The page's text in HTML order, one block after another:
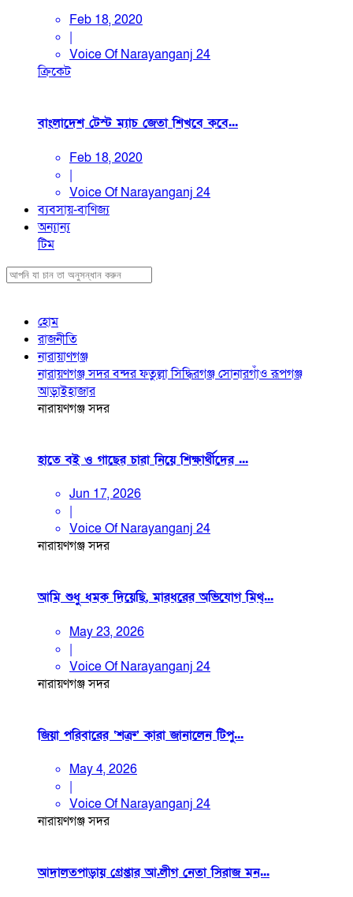
Feb 18, 2020
|
Voice Of Narayanganj 24
ক্রিকেট
বাংলাদেশ টেস্ট ম্যাচ জেতা শিখবে কবে...
Feb 18, 2020
|
Voice Of Narayanganj 24
ব্যবসায়-বাণিজ্য
অন্যান্য
টিম
হোম
রাজনীতি
নারায়াণগঞ্জ
নারায়ণগঞ্জ সদরবন্দরফতুল্লাসিদ্ধিরগঞ্জসোনারগাঁওরূপগঞ্জ
আড়াইহাজার
নারায়ণগঞ্জ সদর
হাতে বই ও গাছের চারা নিয়ে শিক্ষার্থীদের ...
Jun 17, 2026
|
Voice Of Narayanganj 24
নারায়ণগঞ্জ সদর
আমি শুধু ধমক দিয়েছি, মারধরের অভিযোগ মিথ্...
May 23, 2026
|
Voice Of Narayanganj 24
নারায়ণগঞ্জ সদর
জিয়া পরিবারের ‘শত্রু’ কারা জানালেন টিপু...
May 4, 2026
|
Voice Of Narayanganj 24
নারায়ণগঞ্জ সদর
আদালতপাড়ায় গ্রেপ্তার আ.লীগ নেতা সিরাজ মন...